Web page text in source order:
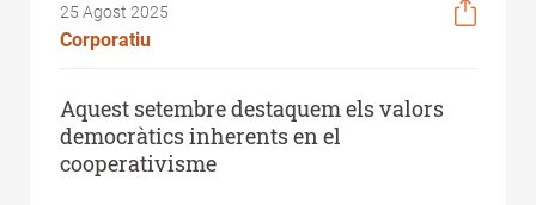
25 Agost 2025
Corporatiu
Aquest setembre destaquem els valors
democràtics inherents en el
cooperativisme